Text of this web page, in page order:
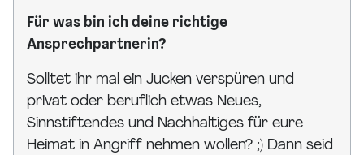
Für was bin ich deine richtige
Ansprechpartnerin?
Solltet ihr mal ein Jucken verspüren und
privat oder beruflich etwas Neues,
Sinnstiftendes und Nachhaltiges für eure
Heimat in Angriff nehmen wollen? ;) Dann seid